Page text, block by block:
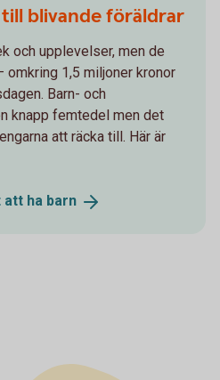
blivande föräldrar
och upplevelser, men de
omkring 1,5 miljoner kronor
Barn- och
knapp femtedel men det
att räcka till. Här är
att ha barn